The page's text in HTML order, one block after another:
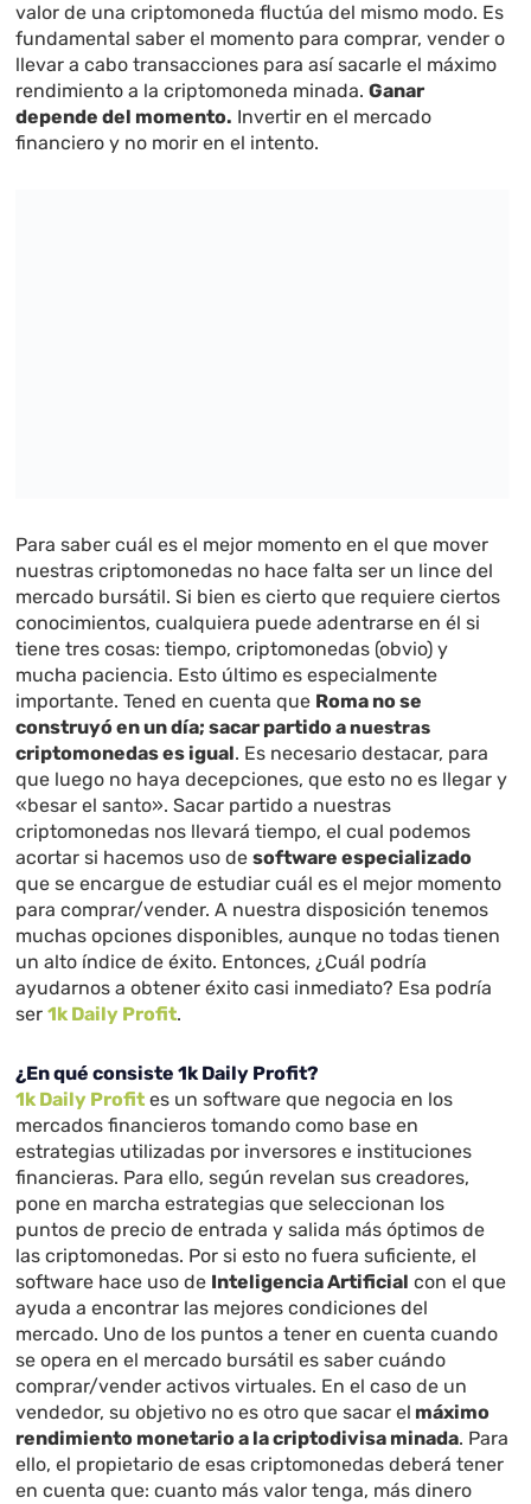
valor de una criptomoneda fluctúa del mismo modo. Es
fundamental saber el momento para comprar, vender o
llevar a cabo transacciones para así sacarle el máximo
rendimiento a la criptomoneda minada.Ganar
depende del momento. Invertir en el mercado
financiero y no morir en el intento.
Para saber cuál es el mejor momento en el que mover
nuestras criptomonedas no hace falta ser un lince del
mercado bursátil. Si bien es cierto que requiere ciertos
conocimientos, cualquiera puede adentrarse en él si
tiene tres cosas: tiempo, criptomonedas (obvio) y
mucha paciencia. Esto último es especialmente
importante. Tened en cuenta que Roma no se
construyó en un día; sacar partido anuestras
criptomonedas es igual. Es necesario destacar, para
que luego no haya decepciones, que esto no es llegar y
«besar el santo». Sacar partido a nuestras
criptomonedas nos llevará tiempo, el cual podemos
acortar si hacemos uso desoftware especializado
que se encargue de estudiar cuál es el mejor momento
para comprar/vender. A nuestra disposición tenemos
muchas opciones disponibles, aunque no todas tienen
un alto índice de éxito. Entonces, ¿Cuál podría
ayudarnos a obtener éxito casi inmediato? Esa podría
ser1k Daily Profit.
¿En qué consiste 1k Daily Profit?
1k Daily Profit es un software que negocia en los
mercados financieros tomando como base en
estrategias utilizadas por inversores e instituciones
financieras. Para ello, según revelan sus creadores,
pone en marcha estrategias que seleccionan los
puntos de precio de entrada y salida más óptimos de
las criptomonedas. Por si esto no fuera suficiente, el
software hace uso de Inteligencia Artificial con el que
ayuda a encontrar las mejores condiciones del
mercado. Uno de los puntos a tener en cuenta cuando
se opera en el mercado bursátil es saber cuándo
comprar/vender activos virtuales. En el caso de un
vendedor, su objetivo no es otro que sacar el máximo
rendimiento monetario a la criptodivisa minada. Para
ello, el propietario de esas criptomonedas deberá tener
en cuenta que: cuanto más valor tenga, más dinero